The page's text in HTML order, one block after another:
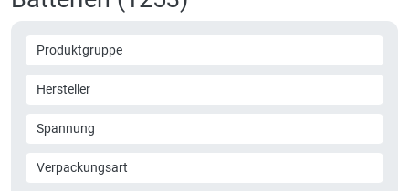
Produktgruppe
Hersteller
Spannung
Verpackungsart